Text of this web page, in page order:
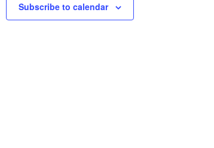
Subscribe to calendar